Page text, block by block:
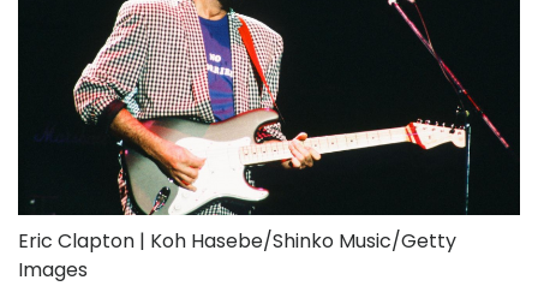
Eric Clapton | Koh Hasebe/Shinko Music/Getty
Images